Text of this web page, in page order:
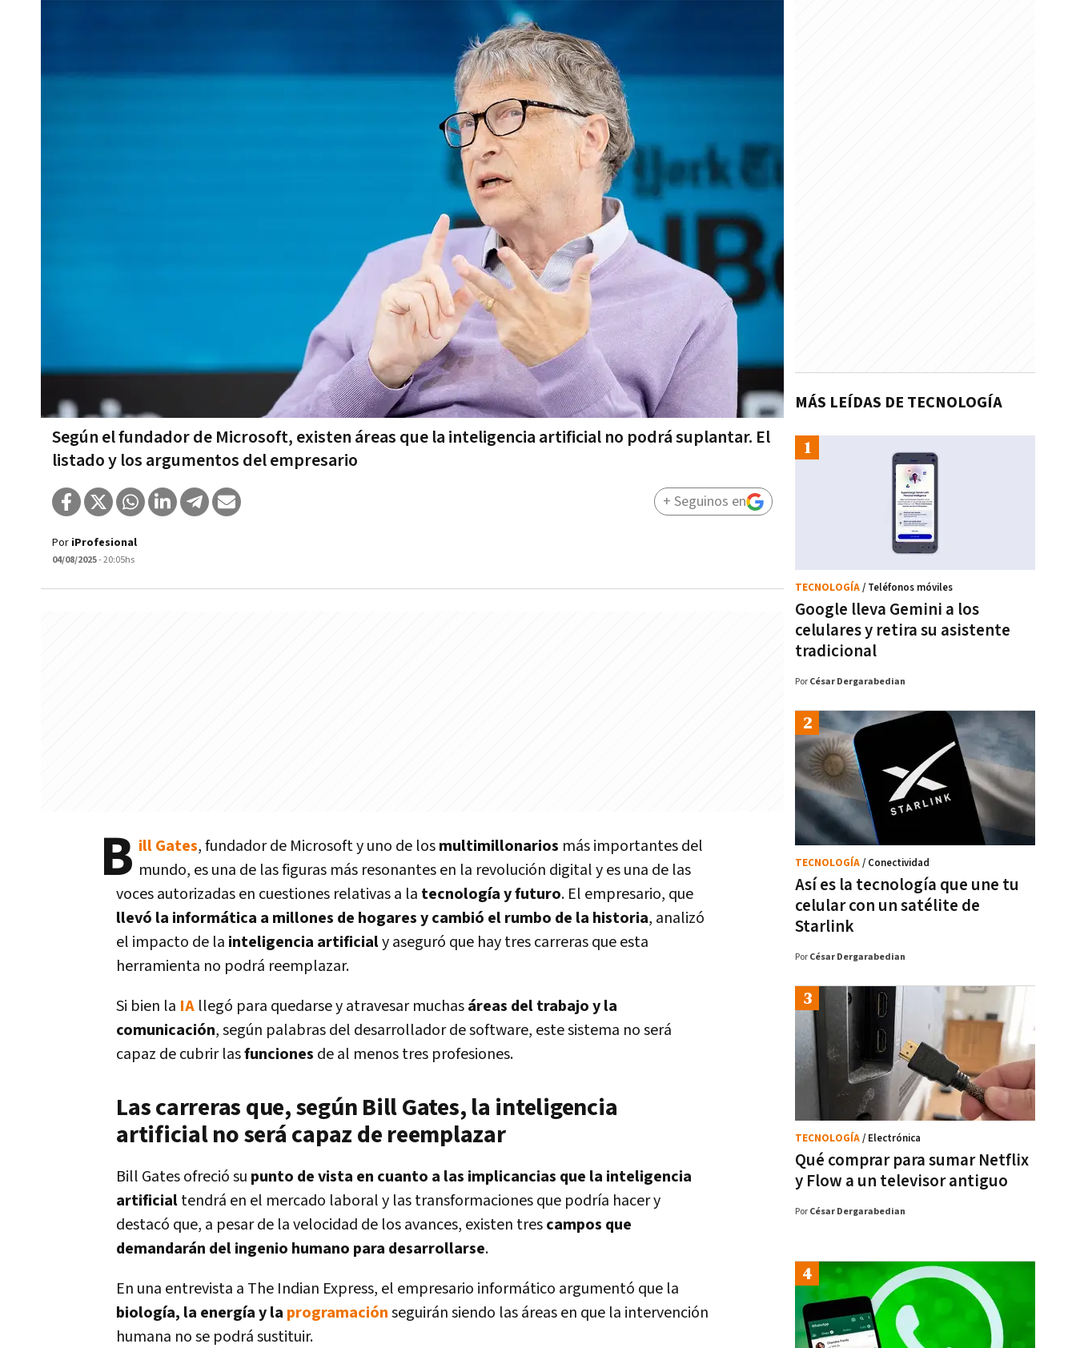
Según el fundador de Microsoft, existen áreas que la inteligencia artificial no podrá suplantar. El
listado y los argumentos del empresario
Por iProfesional
04/08/2025- 20:05hs
+ Seguinos en
B ill Gates, fundador de Microsoft y uno de losmultimillonarios más importantes del
mundo, es una de las figuras más resonantes en la revolución digital y es una de las
voces autorizadas en cuestiones relativas a la tecnología y futuro. El empresario, que
llevó la informática a millones de hogares y cambió el rumbo de la historia, analizó
el impacto de la inteligencia artificialy aseguró que hay tres carreras que esta
herramienta no podrá reemplazar.
Si bien la IA llegó para quedarse y atravesar muchasáreas del trabajo y la
comunicación, según palabras del desarrollador de software, este sistema no será
capaz de cubrir lasfunciones de al menos tres profesiones.
Las carreras que, según Bill Gates, la inteligencia
artificial no será capaz de reemplazar
Bill Gates ofreció su punto de vista en cuanto a las implicancias que la inteligencia
artificialtendrá en el mercado laboral y las transformaciones que podría hacer y
destacó que, a pesar de la velocidad de los avances, existen trescampos que
demandarán del ingenio humano para desarrollarse.
En una entrevista a The Indian Express, el empresario informático argumentó que la
biología, la energía y la programaciónseguirán siendo las áreas en que la intervención
humana no se podrá sustituir.
MÁS LEÍDAS DE TECNOLOGÍA
Google lleva Gemini a los
celulares y retira su asistente
tradicional
TECNOLOGÍA/ Teléfonos móviles
Por César Dergarabedian
Así es la tecnología que une tu
celular con un satélite de
Starlink
TECNOLOGÍA/ Conectividad
Por César Dergarabedian
Qué comprar para sumar Netflix
y Flow a un televisor antiguo
TECNOLOGÍA/ Electrónica
Por César Dergarabedian